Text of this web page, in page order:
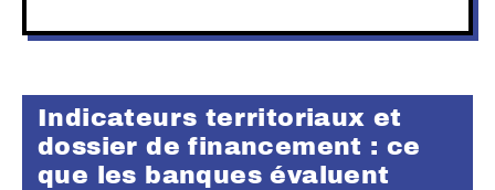
Indicateurs territoriaux et
dossier de financement : ce
que les banques évaluent